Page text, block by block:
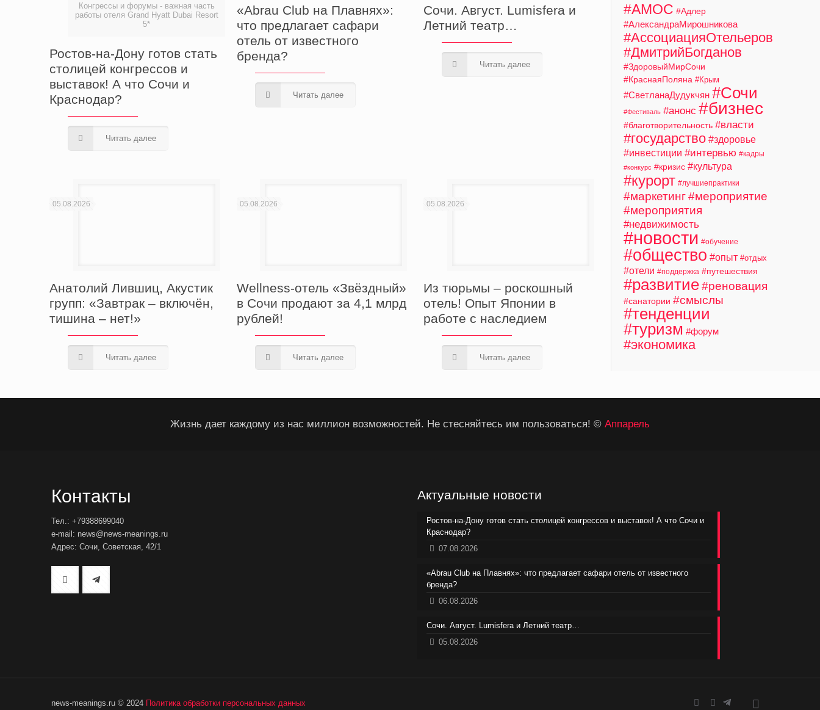
Конгрессы и форумы - важная часть
работы отеля Grand Hyatt Dubai Resort
5*
Ростов-на-Дону готов стать
столицей конгрессов и
выставок! А что Сочи и
Краснодар?
Читать далее
«Abrau Club на Плавнях»:
что предлагает сафари
отель от известного
бренда?
Читать далее
Сочи. Август. Lumisfera и
Летний театр…
Читать далее
05.08.2026
Анатолий Лившиц, Акустик
групп: «Завтрак – включён,
тишина – нет!»
Читать далее
05.08.2026
Wellness-отель «Звёздный»
в Сочи продают за 4,1 млрд
рублей!
Читать далее
05.08.2026
Из тюрьмы – роскошный
отель! Опыт Японии в
работе с наследием
Читать далее
#АМОС #Адлер
#АлександраМирошникова
#АссоциацияОтельеров
#ДмитрийБогданов
#ЗдоровыйМирСочи
#КраснаяПоляна #Крым
#СветланаДудукчян #Сочи
#Фестиваль #анонс #бизнес
#благотворительность #власти
#государство #здоровье
#инвестиции #интервью #кадры
#конкурс #кризис #культура
#курорт #лучшиепрактики
#маркетинг #мероприятие
#мероприятия
#недвижимость
#новости #обучение
#общество #опыт #отдых
#отели #поддержка #путешествия
#развитие #реновация
#санатории #смыслы
#тенденции
#туризм #форум
#экономика
Жизнь дает каждому из нас миллион возможностей. Не стесняйтесь им пользоваться! © Аппарель
Контакты
Тел.: +79388699040
e-mail: news@news-meanings.ru
Адрес: Сочи, Советская, 42/1
Актуальные новости
Ростов-на-Дону готов стать столицей конгрессов и выставок! А что Сочи и
Краснодар?
07.08.2026
«Abrau Club на Плавнях»: что предлагает сафари отель от известного
бренда?
06.08.2026
Сочи. Август. Lumisfera и Летний театр…
05.08.2026
news-meanings.ru © 2024 Политика обработки персональных данных